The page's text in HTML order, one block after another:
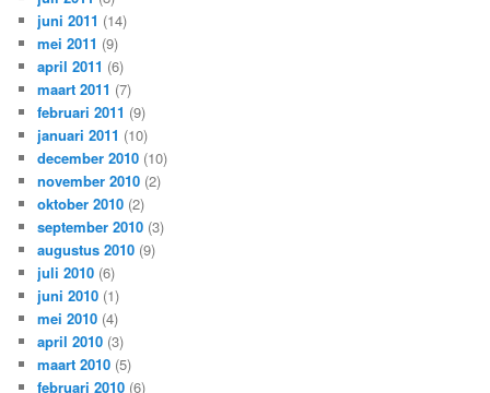
juni 2011 (14)
mei 2011 (9)
april 2011 (6)
maart 2011 (7)
februari 2011 (9)
januari 2011 (10)
december 2010 (10)
november 2010 (2)
oktober 2010 (2)
september 2010 (3)
augustus 2010 (9)
juli 2010 (6)
juni 2010 (1)
mei 2010 (4)
april 2010 (3)
maart 2010 (5)
februari 2010 (6)